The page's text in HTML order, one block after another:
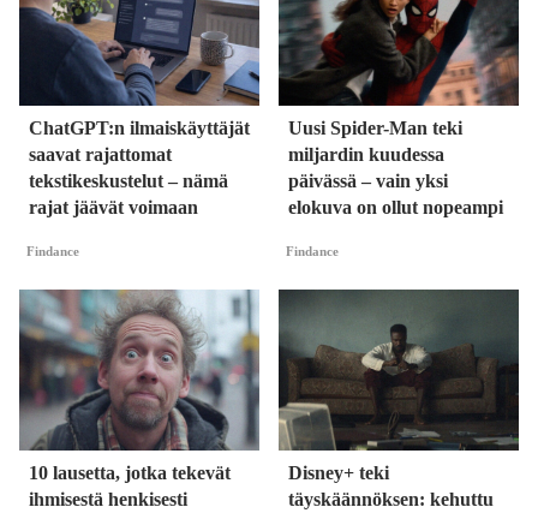
ChatGPT:n ilmaiskäyttäjät
saavat rajattomat
tekstikeskustelut – nämä
rajat jäävät voimaan
Findance
Uusi Spider-Man teki
miljardin kuudessa
päivässä – vain yksi
elokuva on ollut nopeampi
Findance
10 lausetta, jotka tekevät
ihmisestä henkisesti
Disney+ teki
täyskäännöksen: kehuttu